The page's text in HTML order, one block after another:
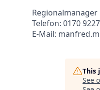
Telefon: 0170
E-Mail:
This
See